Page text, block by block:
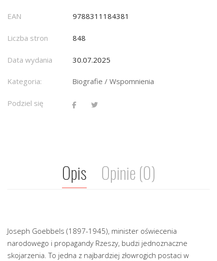
EAN 9788311184381
Liczba stron 848
Data wydania 30.07.2025
Kategoria: Biografie / Wspomnienia
Podziel się
Opis Opinie (0)
Joseph Goebbels (1897-1945), minister oświecenia
narodowego i propagandy Rzeszy, budzi jednoznaczne
skojarzenia. To jedna z najbardziej złowrogich postaci w